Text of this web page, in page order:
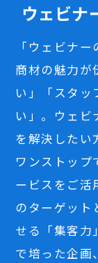
ウェビナ
「ウェビナ
商材の魅力が
い」「スタッ
い」。ウェビ
を解決したい
ワンストップ
ービスをご活
のターゲット
せる「集客力
で培った企画